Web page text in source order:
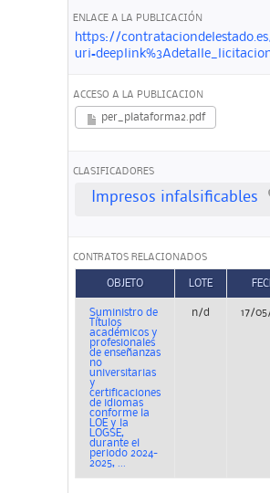
ENLACE A LA PUBLICACIÓN
https://
ACCESO A LA PUBLICACION
per_plataforma2.pdf
CLASIFICADORES
Impresos infalsificables
CONTRATOS RELACIONADOS
OBJETO LOTE
Suministro de
Títulos
académicos y
profesionales
de enseñanzas
no
universitarias
y
certificaciones
de idiomas
conforme la
LOE y la
LOGSE,
durante el
periodo 2024-
2025, ...
n/d 17/